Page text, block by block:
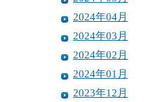
2024年04月
2024年03月
2024年02月
2024年01月
2023年12月